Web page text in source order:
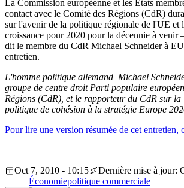
La Commission européenne et les Etats
contact avec le Comité des Régions (CdR)
sur l'avenir de la politique régionale de l'UE et
croissance pour 2020 pour la décennie à venir
dit le membre du CdR Michael Schneider à
entretien.
L'homme politique allemand Michael
groupe de centre droit Parti populaire
Régions (CdR), et le rapporteur du CdR sur
politique de cohésion à la stratégie Europe
Pour lire une version résumée de cet entretien,
Oct 7, 2010 - 10:15
Dernière mise à jour:
Économiepolitique commerciale